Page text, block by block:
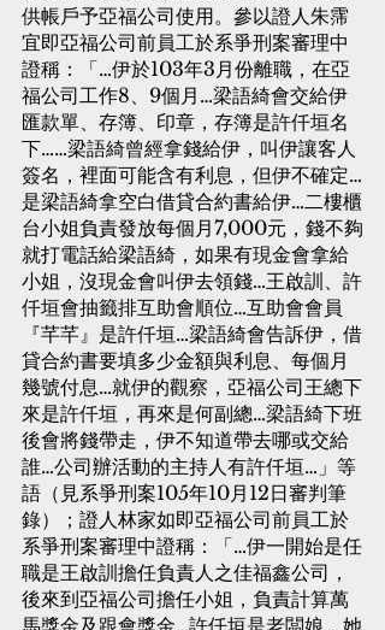
供帳戶予亞福公司使用。參以證人朱霈
宜即亞福公司前員工於系爭刑案審理中
證稱：「…伊於103年3月份離職，在亞
福公司工作8、9個月…梁語綺會交給伊
匯款單、存簿、印章，存簿是許仟垣名
下……梁語綺曾經拿錢給伊，叫伊讓客人
簽名，裡面可能含有利息，但伊不確定…
是梁語綺拿空白借貸合約書給伊…二樓櫃
台小姐負責發放每個月7,000元，錢不夠
就打電話給梁語綺，如果有現金會拿給
小姐，沒現金會叫伊去領錢…王啟訓、許
仟垣會抽籤排互助會順位…互助會會員
『芊芊』是許仟垣…梁語綺會告訴伊，借
貸合約書要填多少金額與利息、每個月
幾號付息…就伊的觀察，亞福公司王總下
來是許仟垣，再來是何副總…梁語綺下班
後會將錢帶走，伊不知道帶去哪或交給
誰…公司辦活動的主持人有許仟垣…」等
語（見系爭刑案105年10月12日審判筆
錄）；證人林家如即亞福公司前員工於
系爭刑案審理中證稱：「…伊一開始是任
職是王啟訓擔任負責人之佳福鑫公司，
後來到亞福公司擔任小姐，負責計算萬
馬獎金及跟會獎金…許仟垣是老闆娘，她